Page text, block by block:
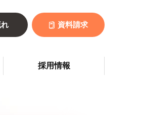
資料請求
採用情報